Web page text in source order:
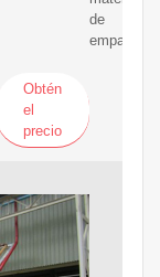
de
empaque.
Obtén
el
precio